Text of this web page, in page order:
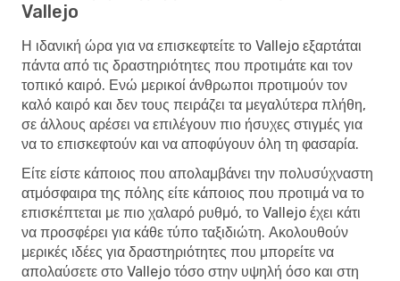
Vallejo
Η ιδανική ώρα για να επισκεφτείτε το Vallejo εξαρτάται
πάντα από τις δραστηριότητες που προτιμάτε και τον
τοπικό καιρό. Ενώ μερικοί άνθρωποι προτιμούν τον
καλό καιρό και δεν τους πειράζει τα μεγαλύτερα πλήθη,
σε άλλους αρέσει να επιλέγουν πιο ήσυχες στιγμές για
να το επισκεφτούν και να αποφύγουν όλη τη φασαρία.
Είτε είστε κάποιος που απολαμβάνει την πολυσύχναστη
ατμόσφαιρα της πόλης είτε κάποιος που προτιμά να το
επισκέπτεται με πιο χαλαρό ρυθμό, το Vallejo έχει κάτι
να προσφέρει για κάθε τύπο ταξιδιώτη. Ακολουθούν
μερικές ιδέες για δραστηριότητες που μπορείτε να
απολαύσετε στο Vallejo τόσο στην υψηλή όσο και στη